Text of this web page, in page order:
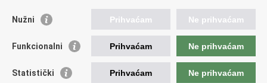
Važne poveznice
Vlada Republike H
Strukturni i investicijski fondovi
Središnja agencija za financiranje i ugovaranje
Predstavništvo Europske komisije u Hrvatskoj
Nužni Prihvaćam Ne prihvaćam
Funkcionalni Prihvaćam Ne prihvaćam
Statistički Prihvaćam Ne prihvaćam